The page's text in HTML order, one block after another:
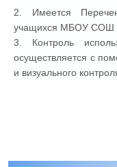
2. Имеется
учащихся МБОУ СОШ
3. Контроль
осуществляется с
и визуального